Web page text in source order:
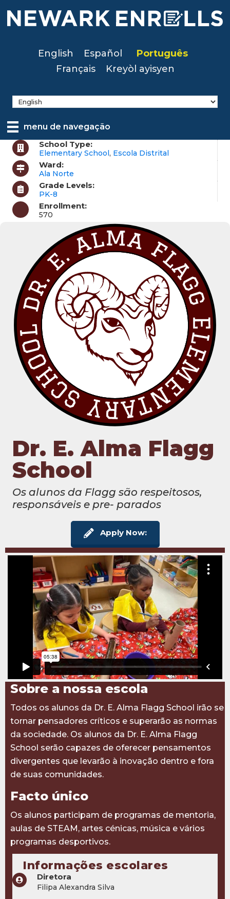
Skip
English Español
Português
Français
Kreyòl ayisyen
menu de navegação
School Type:
Elementary School , Escola Distrital
Ward:
Ala Norte
Grade Levels:
PK-8
Enrollment:
570
Dr. E. Alma Flagg
School
Os alunos da Flagg são respeitosos,
responsáveis e pre- parados
Apply Now:
Sobre a nossa escola
Todos os alunos da Dr. E. Alma Flagg School irão se
tornar pensadores críticos e superarão as normas
da sociedade. Os alunos da Dr. E. Alma Flagg
School serão capazes de oferecer pensamentos
divergentes que levarão à inovação dentro e fora
de suas comunidades.
Facto único
Os alunos participam de programas de mentoria,
aulas de STEAM, artes cénicas, música e vários
programas desportivos.
Informações escolares
Diretora
Filipa Alexandra Silva